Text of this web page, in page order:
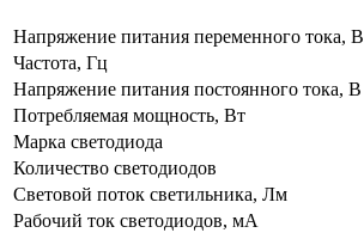
Напряжение питания переменного тока, В
Частота, Гц
Напряжение питания постоянного тока, В
Потребляемая мощность, Вт
Марка светодиода
Количество светодиодов
Световой поток светильника, Лм
Рабочий ток светодиодов, мА